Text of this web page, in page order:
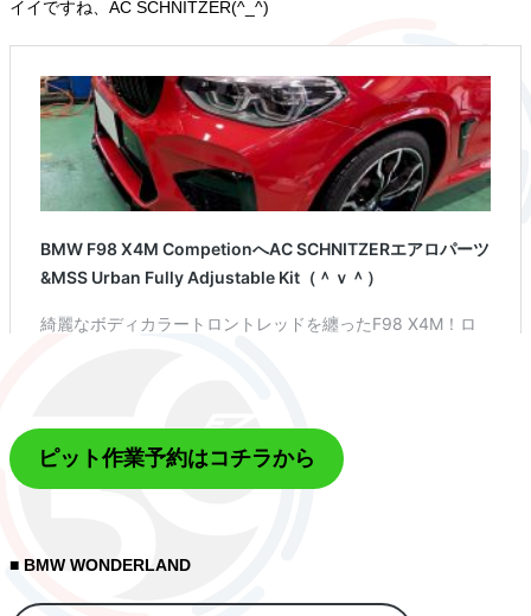
イイですね、AC SCHNITZER(^_^)
ピット作業予約はコチラから
■ BMW WONDERLAND